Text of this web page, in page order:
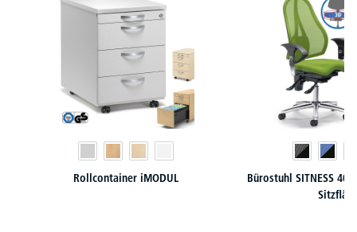
Rollcontainer iMODUL
Bürostuhl SITNESS 40